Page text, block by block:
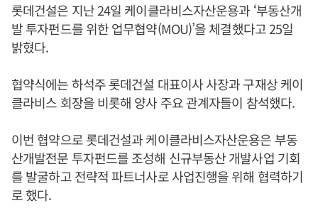
롯데건설은 지난 24일 케이클라비스자산운용과 ‘부동산개
발 투자펀드를 위한 업무협약(MOU)’을 체결했다고 25일
밝혔다.
협약식에는 하석주 롯데건설 대표이사 사장과 구재상 케이
클라비스 회장을 비롯해 양사 주요 관계자들이 참석했다.
이번 협약으로 롯데건설과 케이클라비스자산운용은 부동
산개발전문 투자펀드를 조성해 신규부동산 개발사업 기회
를 발굴하고 전략적 파트너사로 사업진행을 위해 협력하기
로 했다.